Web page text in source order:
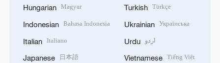
Hungarian Magyar
Indonesian Bahasa Indonesia
Italian Italiano
Japanese 日本語
Turkish Türkçe
Ukrainian Українська
Urdu اردو
Vietnamese Tiếng Việt